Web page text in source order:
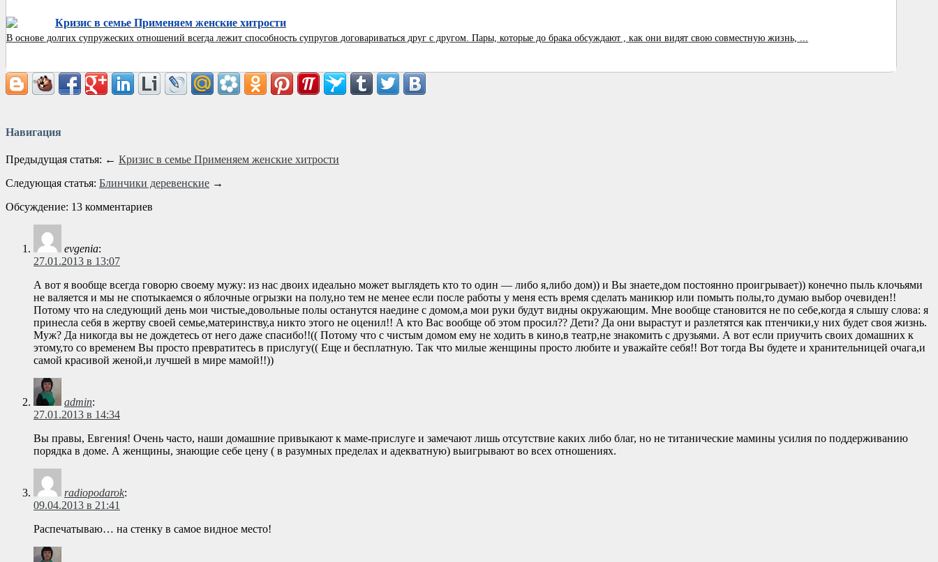
Кризис в семье Применяем женские хитрости
В основе долгих супружеских отношений всегда лежит способность супругов договариваться друг с другом. Пары, которые до брака обсуждают , как они видят свою совместную жизнь, ...
Навигация
Предыдущая статья: ← Кризис в семье Применяем женские хитрости
Следующая статья: Блинчики деревенские →
Обсуждение: 13 комментариев
evgenia:
27.01.2013 в 13:07
А вот я вообще всегда говорю своему мужу: из нас двоих идеально может выглядеть кто то один — либо я,либо дом)) и Вы знаете,дом постоянно проигрывает)) конечно пыль клочьями
не валяется и мы не спотыкаемся о яблочные огрызки на полу,но тем не менее если после работы у меня есть время сделать маникюр или помыть полы,то думаю выбор очевиден!!
Потому что на следующий день мои чистые,довольные полы останутся наедине с домом,а мои руки будут видны окружающим. Мне вообще становится не по себе,когда я слышу слова: я
принесла себя в жертву своей семье,материнству,а никто этого не оценил!! А кто Вас вообще об этом просил?? Дети? Да они вырастут и разлетятся как птенчики,у них будет своя жизнь.
Муж? Да никогда вы не дождетесь от него даже спасибо!!(( Потому что с чистым домом ему не ходить в кино,в театр,не знакомить с друзьями. А вот если приучить своих домашних к
этому,то со временем Вы просто превратитесь в прислугу(( Еще и бесплатную. Так что милые женщины просто любите и уважайте себя!! Вот тогда Вы будете и хранительницей очага,и
самой красивой женой,и лучшей в мире мамой!!))
admin:
27.01.2013 в 14:34
Вы правы, Евгения! Очень часто, наши домашние привыкают к маме-прислуге и замечают лишь отсутствие каких либо благ, но не титанические мамины усилия по поддерживанию
порядка в доме. А женщины, знающие себе цену ( в разумных пределах и адекватную) выигрывают во всех отношениях.
radiopodarok:
09.04.2013 в 21:41
Распечатываю… на стенку в самое видное место!